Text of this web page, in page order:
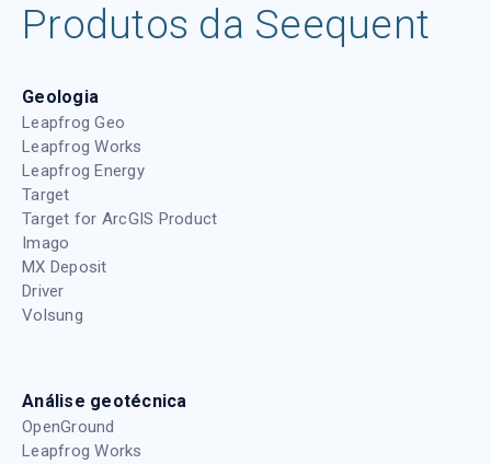
Produtos da Seequent
Geologia
Leapfrog Geo
Leapfrog Works
Leapfrog Energy
Target
Target for ArcGIS Product
Imago
MX Deposit
Driver
Volsung
Análise geotécnica
OpenGround
Leapfrog Works